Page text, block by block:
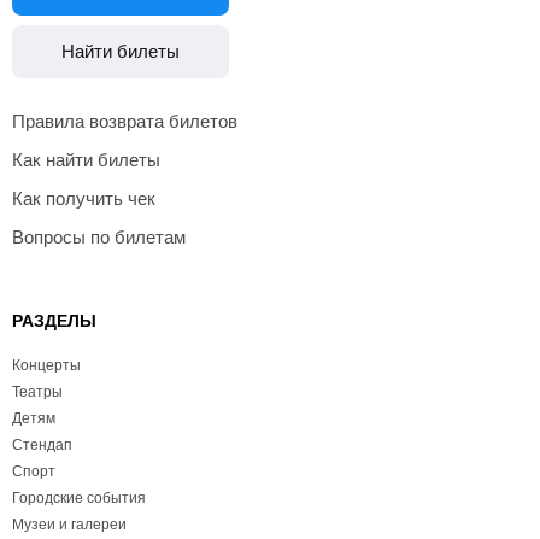
Найти билеты
Правила возврата билетов
Как найти билеты
Как получить чек
Вопросы по билетам
РАЗДЕЛЫ
Концерты
Театры
Детям
Стендап
Спорт
Городские события
Музеи и галереи